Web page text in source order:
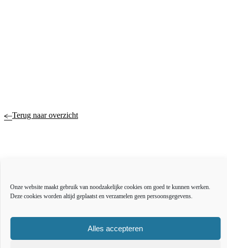
Onze website maakt gebruik van noodzakelijke cookies om goed te kunnen werken.
Deze cookies worden altijd geplaatst en verzamelen geen persoonsgegevens.
Alles accepteren
Terug naar overzicht
Bestuur en organisatie
Educatie